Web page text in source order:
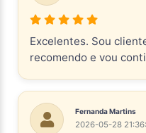
Excelentes. Sou
recomendo e vou
Fernanda Martins
2026-05-28